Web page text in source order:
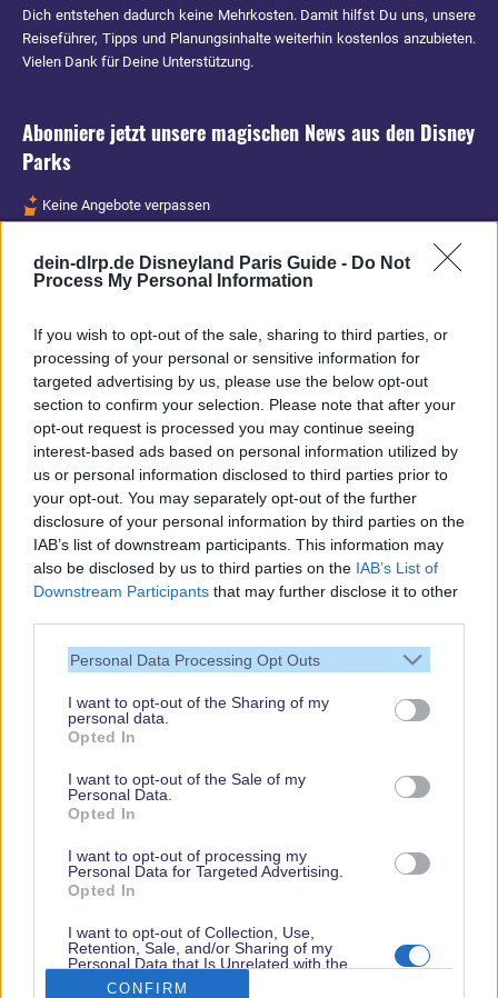
dein-dlrp.de Disneyland Paris Guide - Do Not
Process My Personal Information
If you wish to opt-out of the sale, sharing to third parties, or
processing of your personal or sensitive information for
targeted advertising by us, please use the below opt-out
section to confirm your selection. Please note that after your
opt-out request is processed you may continue seeing
interest-based ads based on personal information utilized by
us or personal information disclosed to third parties prior to
your opt-out. You may separately opt-out of the further
disclosure of your personal information by third parties on the
IAB’s list of downstream participants. This information may
also be disclosed by us to third parties on the IAB’s List of
Downstream Participants that may further disclose it to other
Personal Data Processing Opt Outs
I want to opt-out of the Sharing of my
personal data.
Opted In
I want to opt-out of the Sale of my
Personal Data.
Opted In
I want to opt-out of processing my
Personal Data for Targeted Advertising.
Opted In
I want to opt-out of Collection, Use,
Retention, Sale, and/or Sharing of my
Personal Data that Is Unrelated with the
Purposes for which it was collected.
CONFIRM
Dich entstehen dadurch keine Mehrkosten. Damit hilfst Du uns, unsere
Reiseführer, Tipps und Planungsinhalte weiterhin kostenlos anzubieten.
Vielen Dank für Deine Unterstützung.
Abonniere jetzt unsere magischen News aus den Disney
Parks
Keine Angebote verpassen
Spannende Lesetipps
Vielen Dank,
dass Du unsere
Seite liest.
Schau regelmäßig
© dein-dlrp | Einige Elemente ©Disney. dein-dlrp ist ein Reiseführer für
Disneyland Paris & Walt Disney World und ist unabhängig von "The Walt
Disney Company", "EuroDisney S.C.A." oder deren Tochter- sowie
Partnerunternehmen.
Impressum|Datenschutzerklärung